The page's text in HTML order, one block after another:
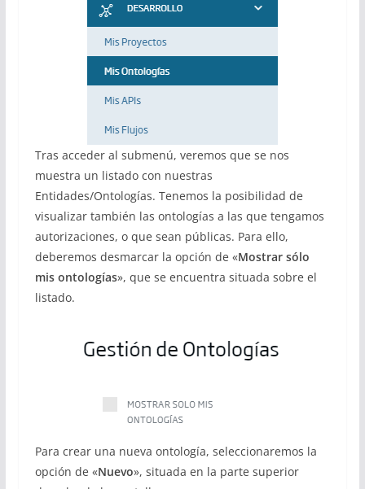
Tras acceder al submenú, veremos que se nos
muestra un listado con nuestras
Entidades/Ontologías. Tenemos la posibilidad de
visualizar también las ontologías a las que tengamos
autorizaciones, o que sean públicas. Para ello,
deberemos desmarcar la opción de «Mostrar sólo
mis ontologías», que se encuentra situada sobre el
listado.
Para crear una nueva ontología, seleccionaremos la
opción de «Nuevo», situada en la parte superior